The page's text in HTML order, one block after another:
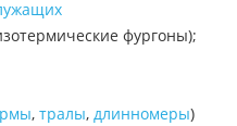
фургоны);
, тралы, длинномеры)